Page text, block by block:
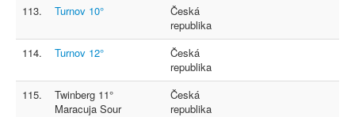
113.
Turnov 10°
Česká
republika
114.
Turnov 12°
Česká
republika
115.
Twinberg 11°
Maracuja Sour
Česká
republika